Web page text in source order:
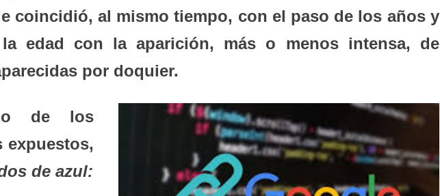
coincidió, al mismo tiempo, con el paso de los años y
edad con la aparición, más o menos intensa, de
por doquier.
de los
expuestos,
de azul: